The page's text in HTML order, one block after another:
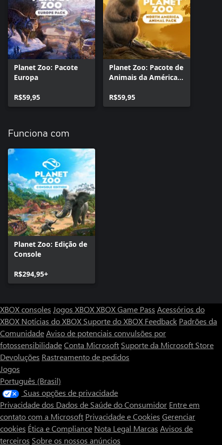
para oferecer aos animais ambientes próximos do natural, onde
eles possam viver bem.
o Os donos do Zoológico AnimAlpino querem que você traga o
maior número possível de espécies de animais antes das festas
de fim de ano. Vai encarar o desafio? Experimente este novo
cenário com tempo festivo e coloque à prova seu talento em
gestão! Localizado no contraforte de uma montanha imponente,
esse zoológico contém três áreas distintas baseadas na Itália, na
França e na Suíça. Aumente sua pontuação expandindo para
além da montanha nessas três regiões temáticas e proporcione
Planet Zoo: Pacote
Europa
R$59,95
Planet Zoo: Pacote de
Animais da América
R$59,95
Funciona com
Planet Zoo: Edição de
Console
R$294,95+
XBOX consoles Jogos XBOXXBOX Game Pass Acessórios do
XBOX Notícias do XBOX Suporte do XBOX Feedback Padrões da
ComunidadeAviso de potenciais convulsões por
fotossensibilidadeConta Microsoft Suporte da Microsoft Store
Devoluções Rastreamento de pedidos
Jogos
Português (Brasil)
Suas opções de privacidade
Privacidade dos Dados de Saúde do Consumidor Entre em
contato com a Microsoft Privacidade e Cookies Gerenciar
cookies Ética e Compliance Nota Legal Marcas Avisos de
terceiros Sobre os nossos anúncios